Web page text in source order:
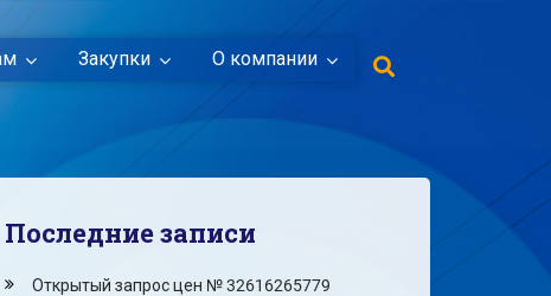
Закупки О компании
Последние записи
Открытый запрос цен № 32616265779